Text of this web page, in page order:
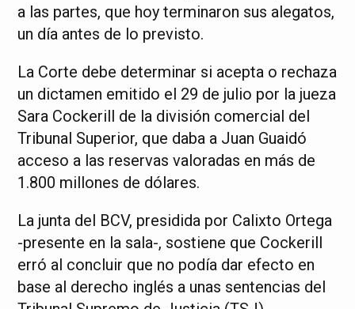
a las partes, que hoy terminaron sus alegatos,
un día antes de lo previsto.
La Corte debe determinar si acepta o rechaza
un dictamen emitido el 29 de julio por la jueza
Sara Cockerill de la división comercial del
Tribunal Superior, que daba a Juan Guaidó
acceso a las reservas valoradas en más de
1.800 millones de dólares.
La junta del BCV, presidida por Calixto Ortega
-presente en la sala-, sostiene que Cockerill
erró al concluir que no podía dar efecto en
base al derecho inglés a unas sentencias del